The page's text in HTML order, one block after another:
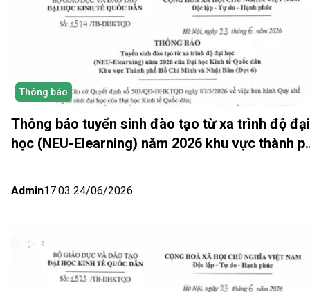
Thông báo
Thông báo tuyển sinh đào tạo từ xa trình độ đại
học (NEU-Elearning) năm 2026 khu vực thành
Admin17:03 24/06/2026